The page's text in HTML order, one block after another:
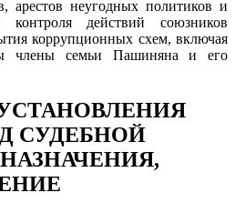
арестов неугодных политиков и
контроля действий союзников
коррупционных схем, включая
члены семьи Пашиняна и его
СУДЕБНОЙ